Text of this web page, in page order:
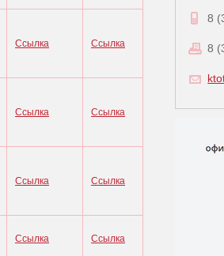
Ссылка Ссылка
Ссылка Ссылка
Ссылка Ссылка
Ссылка Ссылка
8
8